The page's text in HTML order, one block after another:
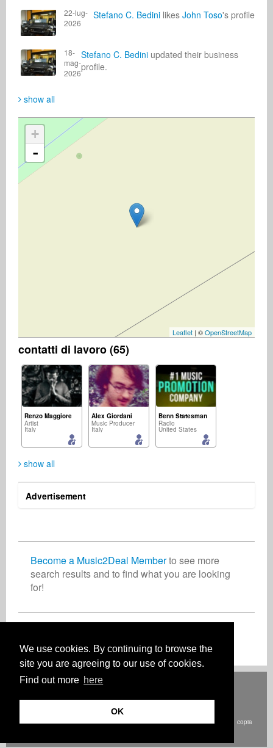
We use cookies. By continuing to browse the
site you are agreeing to our use of cookies.
Find out more here
OK
22-lug-
2026
Stefano C. Bedini likes John Toso's profile
18-
mag-
2026
Stefano C. Bedini updated their business
profile.
show all
+
-
Leaflet | ©OpenStreetMap
contatti di lavoro (65)
Renzo Maggiore
Artist
Italy
Alex Giordani
Music Producer
Italy
Benn Statesman
Radio
United States
show all
Advertisement
Become a Music2Deal Memberto see more
search results and to find what you are looking
for!
Deutsch English Español Français
FAQ
© Copyright Music2Deal 2026. Tutti i diritti riservati. Termini e condizioni
copia